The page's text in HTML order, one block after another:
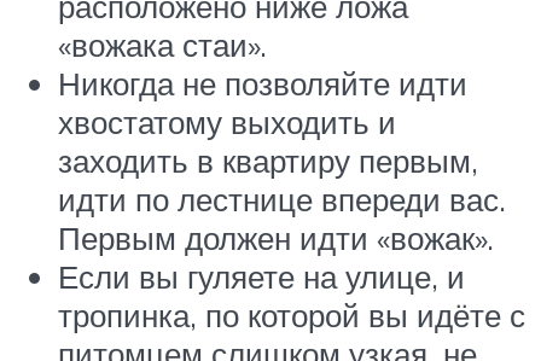
«вожака стаи».
Никогда не позволяйте идти
хвостатому выходить и
заходить в квартиру первым,
идти по лестнице впереди вас.
Первым должен идти «вожак».
Если вы гуляете на улице, и
тропинка, по которой вы идёте с